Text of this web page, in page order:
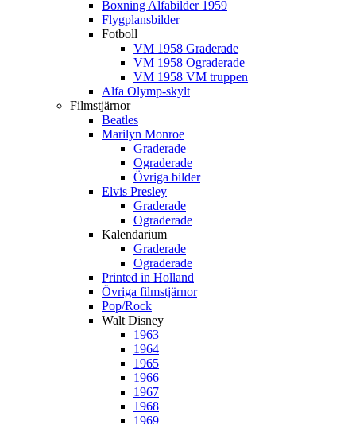
Boxning Alfabilder 1959
Flygplansbilder
Fotboll
VM 1958 Graderade
VM 1958 Ograderade
VM 1958 VM truppen
Alfa Olymp-skylt
Filmstjärnor
Beatles
Marilyn Monroe
Graderade
Ograderade
Övriga bilder
Elvis Presley
Graderade
Ograderade
Kalendarium
Graderade
Ograderade
Printed in Holland
Övriga filmstjärnor
Pop/Rock
Walt Disney
1963
1964
1965
1966
1967
1968
1969